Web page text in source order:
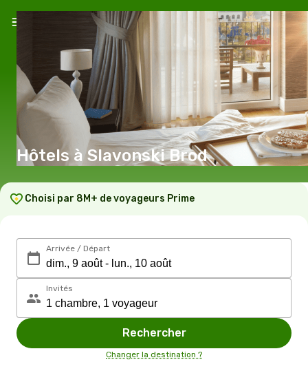
Hôtels à Slavonski Brod
Choisi par 8M+ de voyageurs Prime
Arrivée / Départ
Invités
Rechercher
Changer la destination ?